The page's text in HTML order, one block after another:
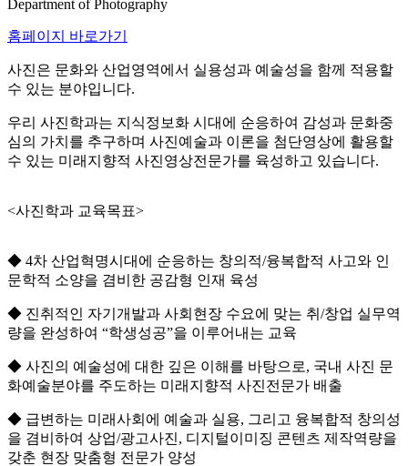
Department of Photography
홈페이지 바로가기
사진은 문화와 산업영역에서 실용성과 예술성을 함께 적용할
수 있는 분야입니다.
우리 사진학과는 지식정보화 시대에 순응하여 감성과 문화중
심의 가치를 추구하며 사진예술과 이론을 첨단영상에 활용할
수 있는 미래지향적 사진영상전문가를 육성하고 있습니다.
<사진학과 교육목표>
◆ 4차 산업혁명시대에 순응하는 창의적/융복합적 사고와 인
문학적 소양을 겸비한 공감형 인재 육성
◆ 진취적인 자기개발과 사회현장 수요에 맞는 취/창업 실무역
량을 완성하여 “학생성공”을 이루어내는 교육
◆ 사진의 예술성에 대한 깊은 이해를 바탕으로, 국내 사진 문
화예술분야를 주도하는 미래지향적 사진전문가 배출
◆ 급변하는 미래사회에 예술과 실용, 그리고 융복합적 창의성
을 겸비하여 상업/광고사진, 디지털이미징 콘텐츠 제작역량을
갖춘 현장 맞춤형 전문가 양성